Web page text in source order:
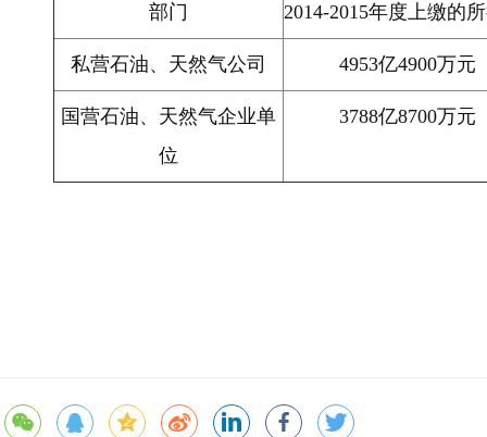
部门 2014-2015年度上缴的
私营石油、天然气公司 4953亿4900万元
国营石油、天然气企业单
位
3788亿8700万元